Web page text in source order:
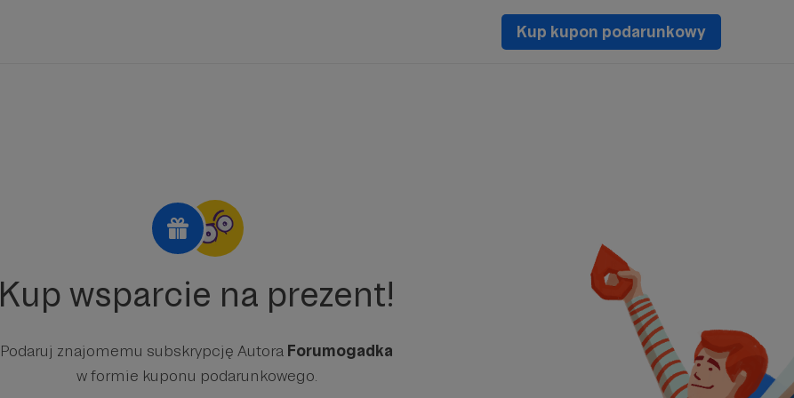
Kup kupon podarunkowy
Kup wsparcie na prezent!
Podaruj znajomemu subskrypcję Autora Forumogadka
w formie kuponu podarunkowego.